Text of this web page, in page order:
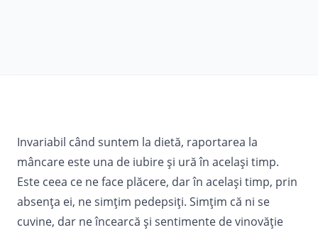
Invariabil când suntem la dietă, raportarea la
mâncare este una de iubire și ură în același timp.
Este ceea ce ne face plăcere, dar în același timp, prin
absența ei, ne simțim pedepsiți. Simțim că ni se
cuvine, dar ne încearcă și sentimente de vinovăție